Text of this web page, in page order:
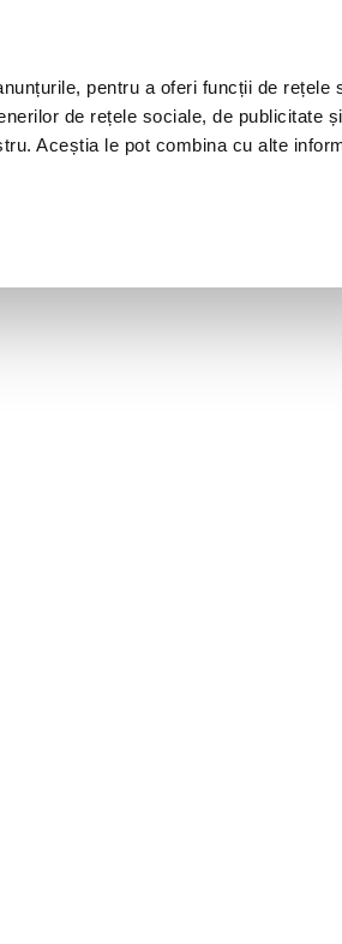
pentru a oferi funcții de rețele
de rețele sociale, de publicitate
Aceștia le pot combina cu alte